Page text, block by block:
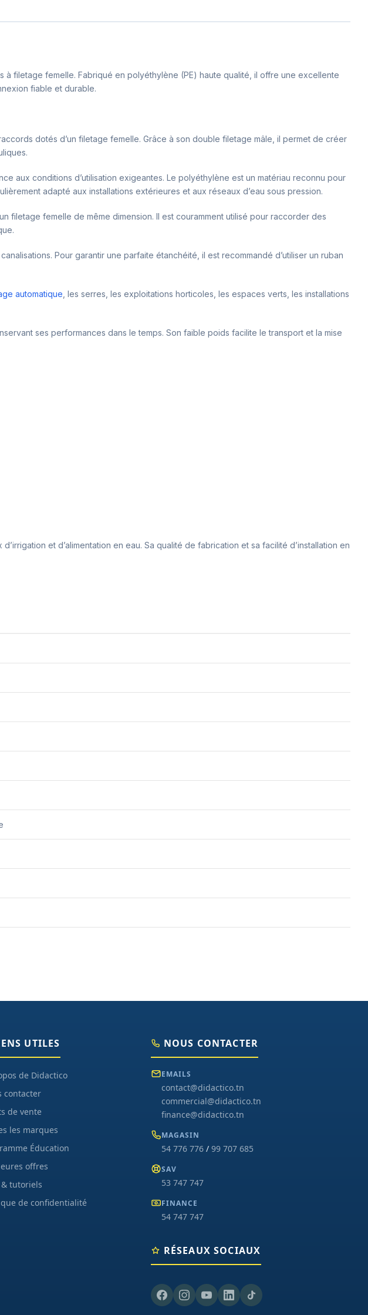
filetage femelle. Fabriqué en polyéthylène (PE) haute qualité, il offre une excellente
fiable et durable.
dotés d’un filetage femelle. Grâce à son double filetage mâle, il permet de créer
aux conditions d’utilisation exigeantes. Le polyéthylène est un matériau reconnu pour
adapté aux installations extérieures et aux réseaux d’eau sous pression.
filetage femelle de même dimension. Il est couramment utilisé pour raccorder des
Pour garantir une parfaite étanchéité, il est recommandé d’utiliser un ruban
automatique , les serres, les exploitations horticoles, les espaces verts, les installations
ses performances dans le temps. Son faible poids facilite le transport et la mise
et d’alimentation en eau. Sa qualité de fabrication et sa facilité d’installation en
UTILES
de Didactico
contacter
de vente
les marques
Éducation
offres
tutoriels
de confidentialité
NOUS CONTACTER
EMAILS
contact@didactico.tn
commercial@didactico.tn
finance@didactico.tn
MAGASIN
54 776 776/ 99 707 685
SAV
53 747 747
FINANCE
54 747 747
RÉSEAUX SOCIAUX